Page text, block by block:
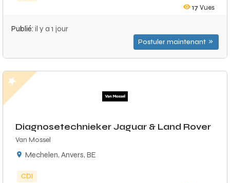
17 Vues
Publié: il y a 1 jour
Postuler maintenant
Diagnosetechnieker Jaguar & Land Rover
Van Mossel
Mechelen, Anvers, BE
CDI